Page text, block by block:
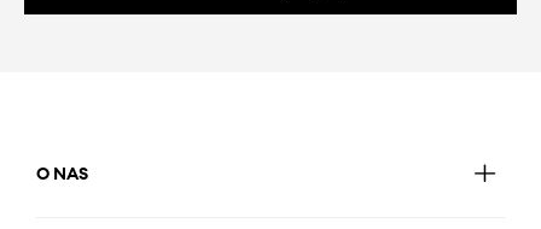
O NAS